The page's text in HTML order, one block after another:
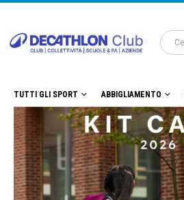
TUTTI GLI SPORT ABBIGLIAMENTO